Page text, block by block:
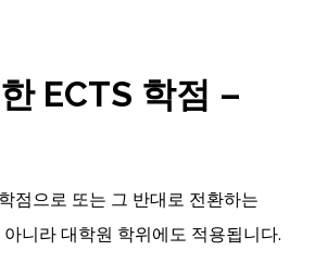
ECTS 학점 –
점으로 또는 그 반대로 전환하는
니라 대학원 학위에도 적용됩니다.